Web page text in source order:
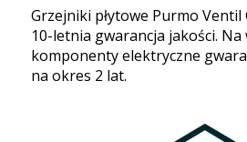
Grzejniki płytowe Purmo
10-letnia gwarancja jakości. Na
komponenty elektryczne
na okres 2 lat.